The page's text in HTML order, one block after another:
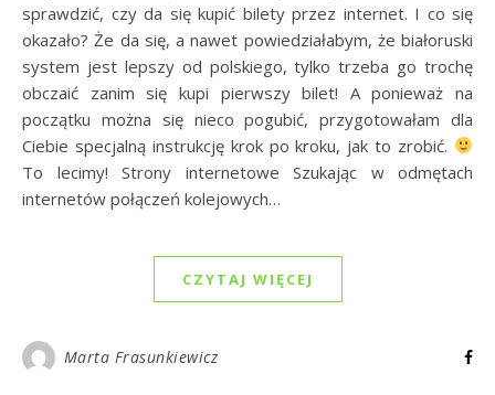
sprawdzić, czy da się kupić bilety przez internet. I co się
okazało? Że da się, a nawet powiedziałabym, że białoruski
system jest lepszy od polskiego, tylko trzeba go trochę
obczaić zanim się kupi pierwszy bilet! A ponieważ na
początku można się nieco pogubić, przygotowałam dla
Ciebie specjalną instrukcję krok po kroku, jak to zrobić.
To lecimy! Strony internetowe Szukając w odmętach
internetów połączeń kolejowych…
CZYTAJ WIĘCEJ
Marta Frasunkiewicz